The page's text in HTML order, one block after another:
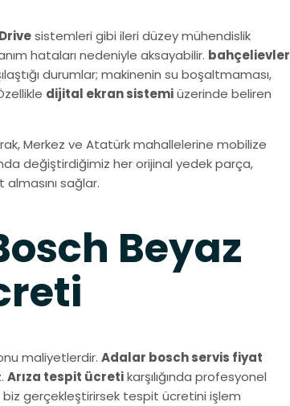
sistemleri gibi ileri düzey mühendislik
hataları nedeniyle aksayabilir. bahçelievler
durumlar; makinenin su boşaltmaması,
dijital ekran sistemiüzerinde beliren
Merkez ve Atatürk mahallelerine mobilize
değiştirdiğimiz her orijinal yedek parça,
sağlar.
Beyaz
maliyetlerdir. Adalar bosch servis fiyat
Arıza tespit ücretikarşılığında profesyonel
biz gerçekleştirirsek tespit ücretini işlem